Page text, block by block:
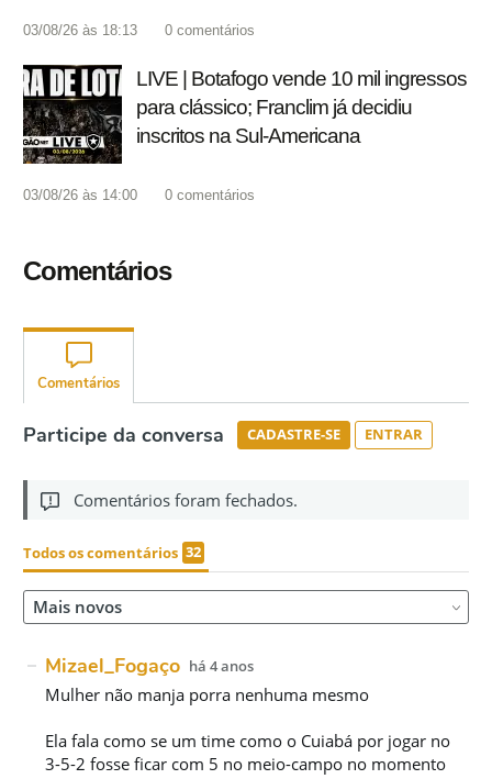
03/08/26 às 18:13 0 comentários
LIVE | Botafogo vende 10 mil ingressos
para clássico; Franclim já decidiu
inscritos na Sul-Americana
03/08/26 às 14:00 0 comentários
Comentários